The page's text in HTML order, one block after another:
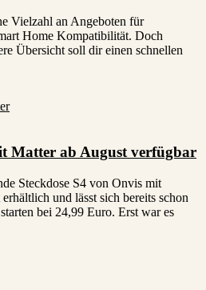
Vielzahl an Angeboten für
Home Kompatibilität. Doch
Übersicht soll dir einen schnellen
Matter ab August verfügbar
Steckdose S4 von Onvis mit
und lässt sich bereits schon
bei 24,99 Euro. Erst war es